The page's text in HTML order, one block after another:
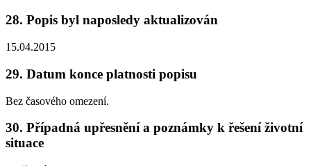
28. Popis byl naposledy aktualizován
15.04.2015
29. Datum konce platnosti popisu
Bez časového omezení.
30. Případná upřesnění a poznámky k řešení životní
situace